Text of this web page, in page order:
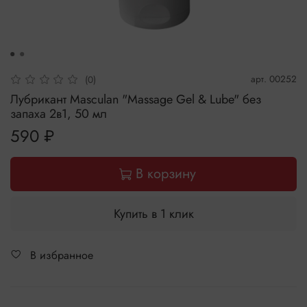
(0) арт. 00252
Лубрикант Masculan "Massage Gel & Lube" без
запаха 2в1, 50 мл
590 ₽
В корзину
Купить в 1 клик
В избранное